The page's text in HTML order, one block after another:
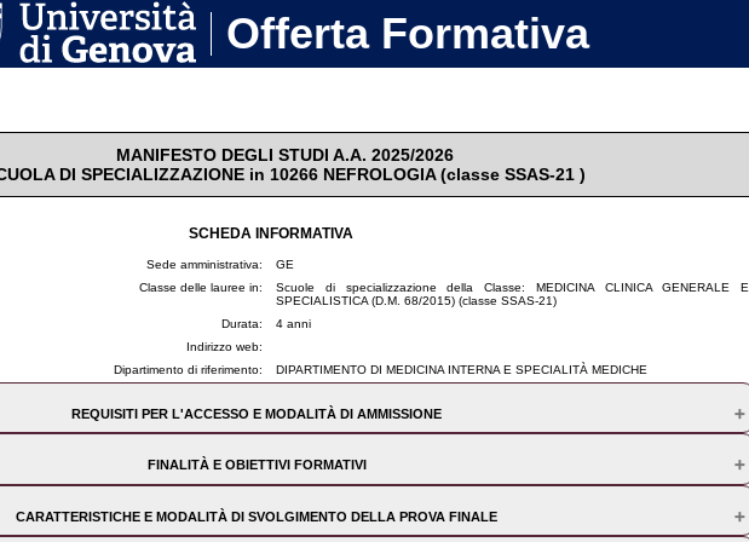
Offerta Formativa
MANIFESTO DEGLI STUDI A.A. 2025/2026
DI SPECIALIZZAZIONE in 10266 NEFROLOGIA (classe SSAS-21 )
SCHEDA INFORMATIVA
Sede amministrativa:
GE
Classe delle lauree in:
Scuole di specializzazione della Classe: MEDICINA CLINICA GENERALE E
SPECIALISTICA (D.M. 68/2015) (classe SSAS-21)
Durata:
4 anni
Indirizzo web:
Dipartimento di riferimento:
DIPARTIMENTO DI MEDICINA INTERNA E SPECIALITÀ MEDICHE
REQUISITI PER L'ACCESSO E MODALITÀ DI AMMISSIONE
FINALITÀ E OBIETTIVI FORMATIVI
clinica e di ricerca sono la semeiotica funzionale e strumentale, la metodologia clinica e la terapia dietetica, farmacologica e
CARATTERISTICHE E MODALITÀ DI SVOLGIMENTO DELLA PROVA FINALE